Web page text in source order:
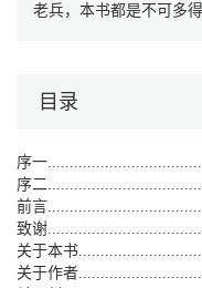
老兵，本书都是不可多
目录
序一
序二
前言
致谢
关于本书
关于作者